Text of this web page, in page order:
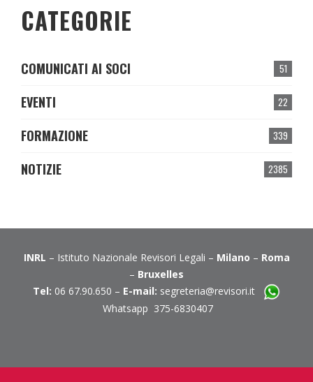
CATEGORIE
51
COMUNICATI AI SOCI
22
EVENTI
339
FORMAZIONE
2385
NOTIZIE
INRL – Istituto Nazionale Revisori Legali – Milano – Roma
– Bruxelles
Tel: 06 67.90.650 – E-mail: segreteria@revisori.it
Whatsapp 375-6830407